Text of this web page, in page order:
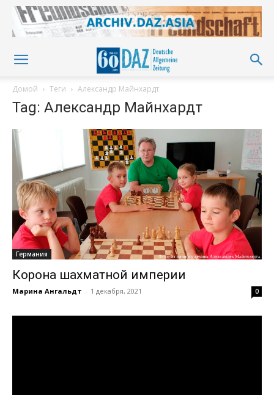
Домой Теги Александр Майнхардт
Tag: Александр Майнхардт
Германия
Корона шахматной империи
Марина Ангальдт - 1 декабря, 2021 0